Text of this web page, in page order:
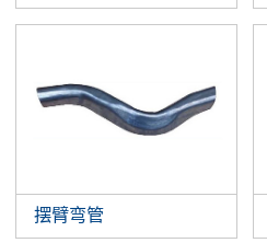
摆臂弯管